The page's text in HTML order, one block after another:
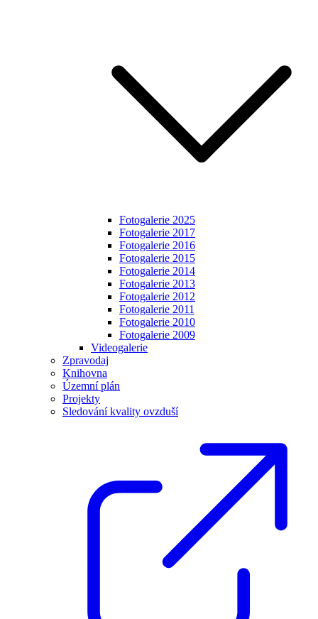
Fotogalerie 2025
Fotogalerie 2017
Fotogalerie 2016
Fotogalerie 2015
Fotogalerie 2014
Fotogalerie 2013
Fotogalerie 2012
Fotogalerie 2011
Fotogalerie 2010
Fotogalerie 2009
Videogalerie
Zpravodaj
Knihovna
Územní plán
Projekty
Sledování kvality ovzduší